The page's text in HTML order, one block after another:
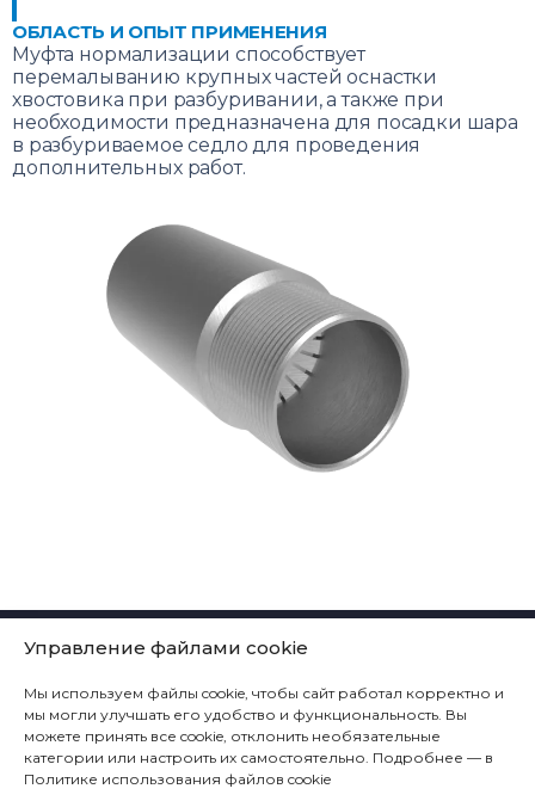
Управление файлами cookie
Мы используем файлы cookie, чтобы сайт работал корректно и
мы могли улучшать его удобство и функциональность. Вы
можете принять все cookie, отклонить необязательные
категории или настроить их самостоятельно. Подробнее — в
Политике использования файлов cookie
ОБЛАСТЬ И ОПЫТ ПРИМЕНЕНИЯ
Муфта нормализации способствует
перемалыванию крупных частей оснастки
хвостовика при разбуривании, а также при
необходимости предназначена для посадки шара
в разбуриваемое седло для проведения
дополнительных работ.
КОМПАНИЯ
ПРОДУКЦИЯ
СЕРВИС
КОНТАКТЫ